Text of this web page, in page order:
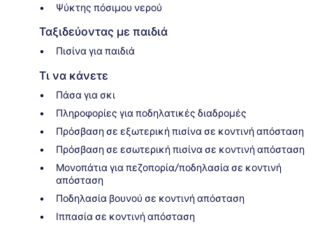
Ψύκτης πόσιμου νερού
Ταξιδεύοντας με παιδιά
Πισίνα για παιδιά
Τι να κάνετε
Πάσα για σκι
Πληροφορίες για ποδηλατικές διαδρομές
Πρόσβαση σε εξωτερική πισίνα σε κοντινή απόσταση
Πρόσβαση σε εσωτερική πισίνα σε κοντινή απόσταση
Μονοπάτια για πεζοπορία/ποδηλασία σε κοντινή
απόσταση
Ποδηλασία βουνού σε κοντινή απόσταση
Ιππασία σε κοντινή απόσταση